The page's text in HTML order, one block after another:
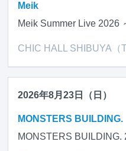
Meik
Meik Summer Live 2026
CHIC HALL SHIBUYA（
2026年8月23日（日）
MONSTERS BUILDING.
MONSTERS BUILDING.